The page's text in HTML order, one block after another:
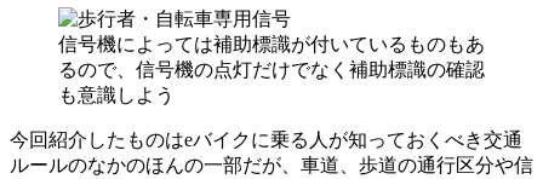
信号機によっては補助標識が付いているものもあ
るので、信号機の点灯だけでなく補助標識の確認
も意識しよう
今回紹介したものはeバイクに乗る人が知っておくべき交通
ルールのなかのほんの一部だが、車道、歩道の通行区分や信